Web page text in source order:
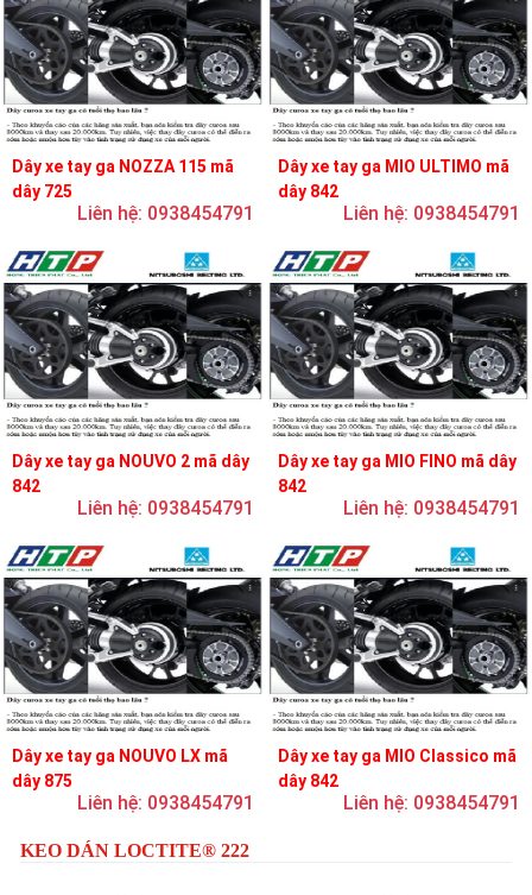
Dây xe tay ga NOZZA 115 mã
dây 725
Liên hệ: 0938454791
Dây xe tay ga MIO ULTIMO mã
dây 842
Liên hệ: 0938454791
Dây xe tay ga NOUVO 2 mã dây
842
Liên hệ: 0938454791
Dây xe tay ga MIO FINO mã dây
842
Liên hệ: 0938454791
Dây xe tay ga NOUVO LX mã
dây 875
Liên hệ: 0938454791
Dây xe tay ga MIO Classico mã
dây 842
Liên hệ: 0938454791
KEO DÁN LOCTITE® 222